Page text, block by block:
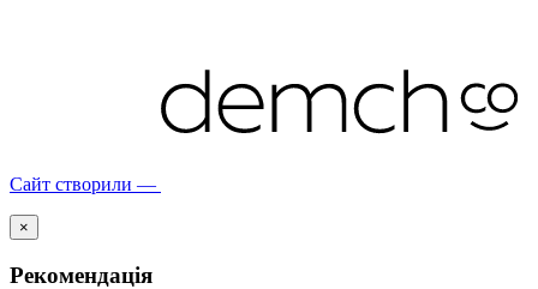
Сайт створили —
×
Рекомендація